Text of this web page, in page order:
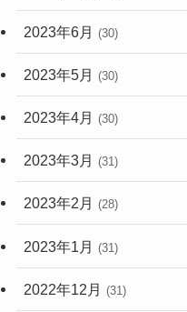
2023年6月 (30)
2023年5月 (30)
2023年4月 (30)
2023年3月 (31)
2023年2月 (28)
2023年1月 (31)
2022年12月 (31)